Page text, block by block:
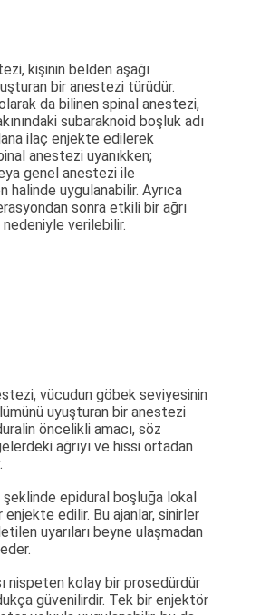
kişinin belden aşağı
bir anestezi türüdür.
da bilinen spinal anestezi,
subaraknoid boşluk adı
ilaç enjekte edilerek
anestezi uyanıkken;
genel anestezi ile
halinde uygulanabilir. Ayrıca
sonra etkili bir ağrı
verilebilir.
vücudun göbek seviyesinin
uyuşturan bir anestezi
öncelikli amacı, söz
ağrıyı ve hissi ortadan
epidural boşluğa lokal
edilir. Bu ajanlar, sinirler
uyarıları beyne ulaşmadan
nispeten kolay bir prosedürdür
güvenilirdir. Tek bir enjektör